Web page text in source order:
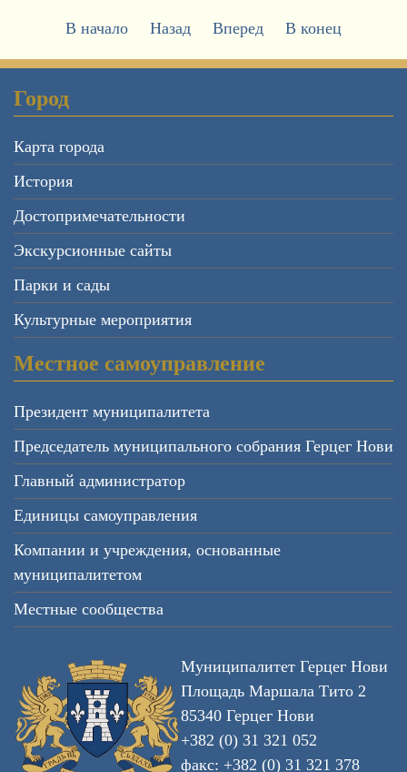
В начало Назад Вперед В конец
Город
Карта города
История
Достопримечательности
Экскурсионные сайты
Парки и сады
Культурные мероприятия
Местное самоуправление
Президент муниципалитета
Председатель муниципального собрания Герцег Нови
Главный администратор
Единицы самоуправления
Компании и учреждения, основанные
муниципалитетом
Местные сообщества
Муниципалитет Герцег Нови
Площадь Маршала Тито 2
85340 Герцег Нови
+382 (0) 31 321 052
факс: +382 (0) 31 321 378